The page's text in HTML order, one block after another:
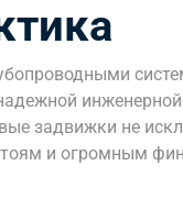
задвижки не
и огромным